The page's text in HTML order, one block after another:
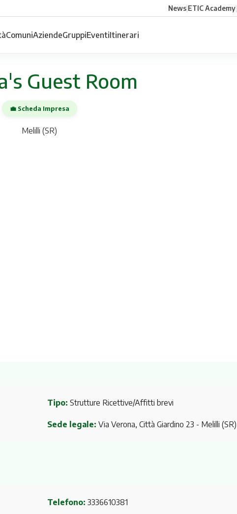
News|ETIC Academy|
ComuniAziendeGruppiEventiItinerari
Guest Room
💼 Scheda Impresa
Melilli (SR)
Tipo: Strutture Ricettive/Affitti brevi
Sede legale: Via Verona, Città Giardino 23 - Melilli (SR)
Telefono: 3336610381